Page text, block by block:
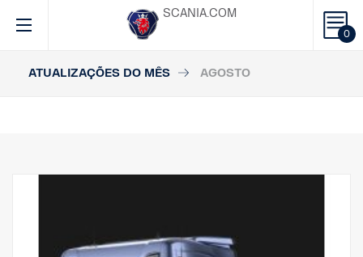
0
SCANIA.COM
ATUALIZAÇÕES DO MÊS AGOSTO